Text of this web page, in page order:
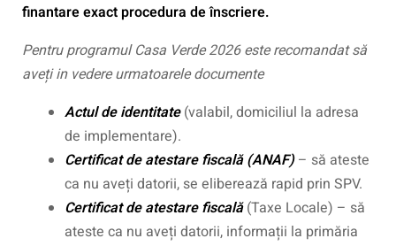
finantare exact procedura de înscriere.
Pentru programul Casa Verde 2026 este recomandat să
aveți in vedere urmatoarele documente
Actul de identitate(valabil, domiciliul la adresa
de implementare).
Certificat de atestare fiscală (ANAF)– să ateste
ca nu aveți datorii, se eliberează rapid prin SPV.
Certificat de atestare fiscală(Taxe Locale) – să
ateste ca nu aveți datorii, informații la primăria